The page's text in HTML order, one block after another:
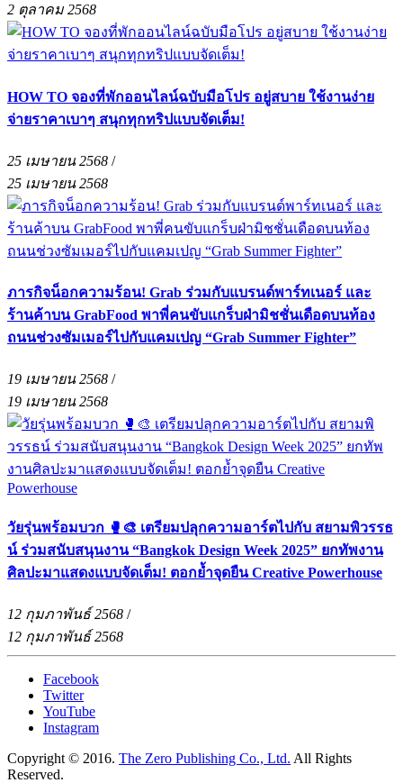
2 ตุลาคม 2568
HOW TO จองที่พักออนไลน์ฉบับมือโปร อยู่สบาย ใช้งานง่าย
จ่ายราคาเบาๆ สนุกทุกทริปแบบจัดเต็ม!
25 เมษายน 2568 /
25 เมษายน 2568
ภารกิจน็อกความร้อน! Grab ร่วมกับแบรนด์พาร์ทเนอร์ และ
ร้านค้าบน GrabFood พาพี่คนขับแกร็บฝ่ามิชชั่นเดือดบนท้อง
ถนนช่วงซัมเมอร์ไปกับแคมเปญ “Grab Summer Fighter”
19 เมษายน 2568 /
19 เมษายน 2568
วัยรุ่นพร้อมบวก 🥊🎨 เตรียมปลุกความอาร์ตไปกับ สยามพิวรรธ
น์ ร่วมสนับสนุนงาน “Bangkok Design Week 2025” ยกทัพงาน
ศิลปะมาแสดงแบบจัดเต็ม! ตอกย้ำจุดยืน Creative Powerhouse
12 กุมภาพันธ์ 2568 /
12 กุมภาพันธ์ 2568
Facebook
Twitter
YouTube
Instagram
Copyright © 2016. The Zero Publishing Co., Ltd. All Rights
Reserved.